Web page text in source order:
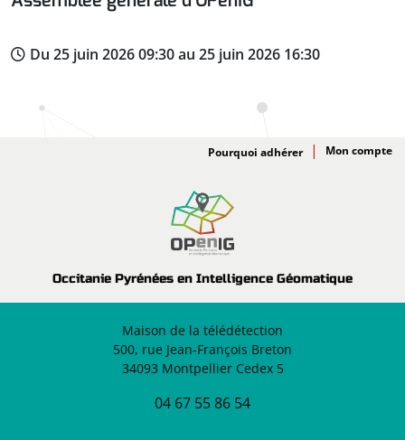
Du 25 juin 2026 09:30 au 25 juin 2026 16:30
Occitanie Pyrénées en Intelligence Géomatique
Adhésion
Pourquoi adhérer
Maison de la télédétection
500, rue Jean-François Breton
34093 Montpellier Cedex 5
04 67 55 86 54